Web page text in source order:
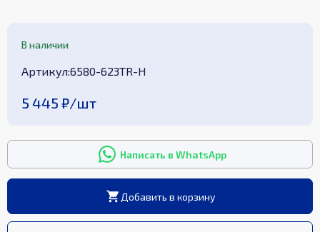
В наличии
Aртикул:6580-623TR-H
5 445 ₽/шт
Написать в WhatsApp
Добавить в корзину